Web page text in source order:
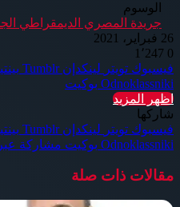
الوسوم
جريدة المصري الديمقراطي
26 فبراير، 2021
0
فيسبوك تويتر لينكدإن
Odnoklassniki بوكيت
اظهر المزيد
شاركها
فيسبوك تويتر لينكدإن
Odnoklassniki بوكيت مشاركة عبر
مقالات ذات صلة